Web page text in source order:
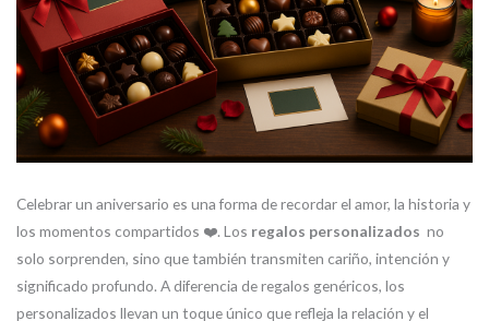
Celebrar un aniversario es una forma de recordar el amor, la historia y
los momentos compartidos ❤️. Los regalos personalizados no
solo sorprenden, sino que también transmiten cariño, intención y
significado profundo. A diferencia de regalos genéricos, los
personalizados llevan un toque único que refleja la relación y el